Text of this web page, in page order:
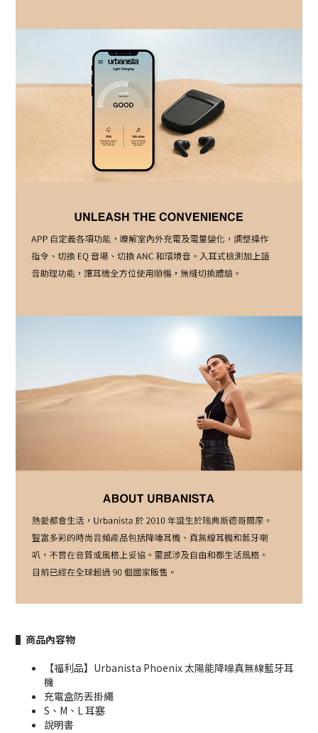
▌商品內容物
【福利品】Urbanista Phoenix 太陽能降噪真無線藍牙耳
機
充電盒防丟掛繩
S、M、L 耳塞
說明書